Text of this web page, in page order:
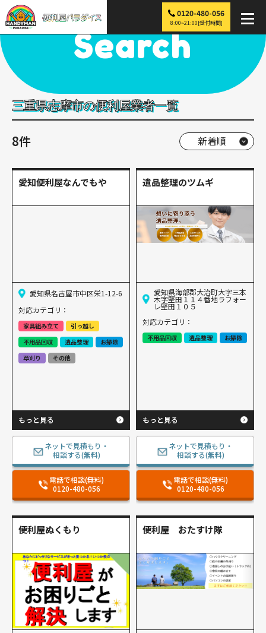
0120-480-056
8:00~21:00[受付時間]
便利屋パラダイス > 探す > 志摩市
Search
三重県志摩市の便利屋業者一覧
8件
愛知便利屋なんでもや
愛知県名古屋市中区栄1-12-6
対応カテゴリ：
家具組み立て
引っ越し
不用品回収
遺品整理
お掃除
草刈り
その他
もっと見る
ネットで見積もり・
相談する(無料)
電話で相談(無料)
0120-480-056
遺品整理のツムギ
愛知県海部郡大治町大字三本
木字堅田１１４番地ラフォー
レ堅田１０５
対応カテゴリ：
不用品回収 遺品整理 お掃除
もっと見る
ネットで見積もり・
相談する(無料)
電話で相談(無料)
0120-480-056
便利屋ぬくもり 便利屋 おたすけ隊